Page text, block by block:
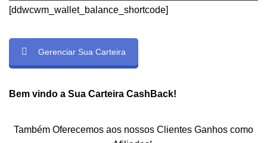
[ddwcwm_wallet_balance_shortcode]
Gerenciar Sua Carteira
Bem vindo a Sua Carteira CashBack!
Também Oferecemos aos nossos Clientes Ganhos como